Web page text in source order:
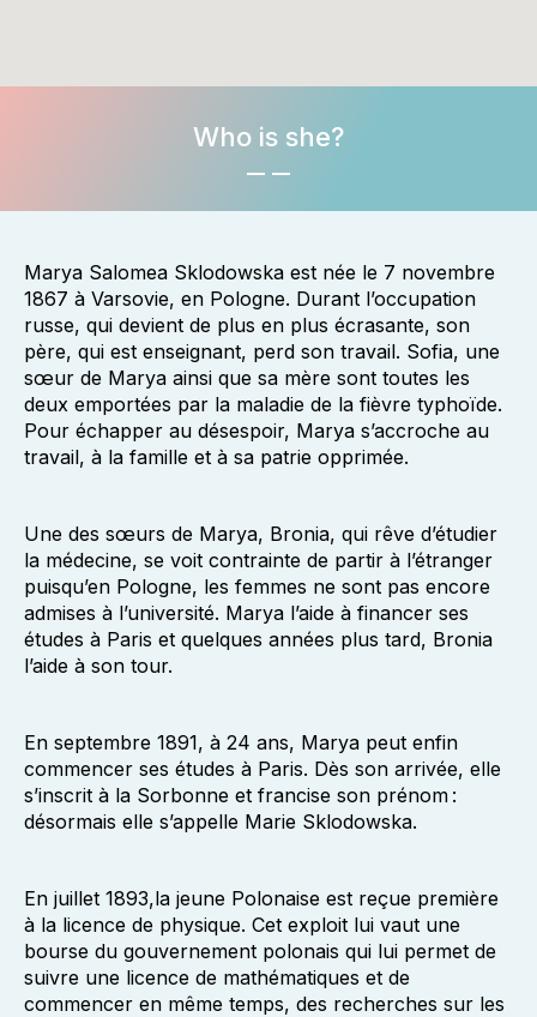
Who is she?
Marya Salomea Sklodowska est née le 7 novembre
1867 à Varsovie, en Pologne. Durant l’occupation
russe, qui devient de plus en plus écrasante, son
père, qui est enseignant, perd son travail. Sofia, une
sœur de Marya ainsi que sa mère sont toutes les
deux emportées par la maladie de la fièvre typhoïde.
Pour échapper au désespoir, Marya s’accroche au
travail, à la famille et à sa patrie opprimée.
Une des sœurs de Marya, Bronia, qui rêve d’étudier
la médecine, se voit contrainte de partir à l’étranger
puisqu’en Pologne, les femmes ne sont pas encore
admises à l’université. Marya l’aide à financer ses
études à Paris et quelques années plus tard, Bronia
l’aide à son tour.
En septembre 1891, à 24 ans, Marya peut enfin
commencer ses études à Paris. Dès son arrivée, elle
s’inscrit à la Sorbonne et francise son prénom :
désormais elle s’appelle Marie Sklodowska.
En juillet 1893,la jeune Polonaise est reçue première
à la licence de physique. Cet exploit lui vaut une
bourse du gouvernement polonais qui lui permet de
suivre une licence de mathématiques et de
commencer en même temps, des recherches sur les